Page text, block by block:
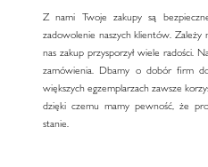
Z nami Twoje zakupy są
zadowolenie naszych klientów. Zależy
nas zakup przysporzył wiele radości.
zamówienia. Dbamy o dobór firm
większych egzemplarzach zawsze
dzięki czemu mamy pewność, że
stanie.